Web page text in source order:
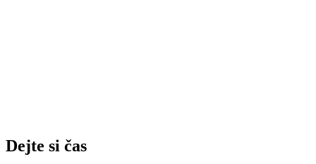
Dejte si čas